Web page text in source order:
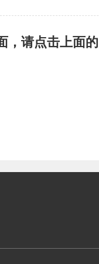
，请点击上面的